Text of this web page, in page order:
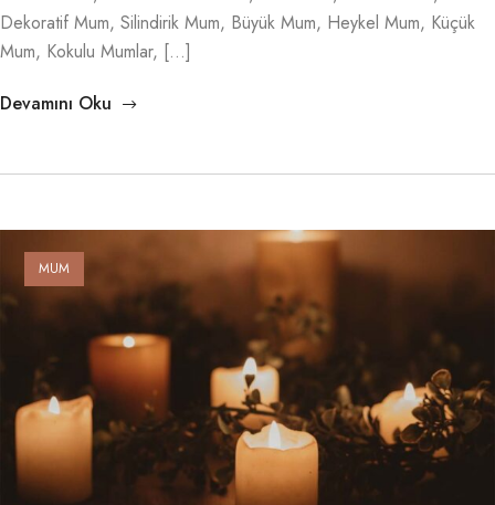
Dekoratif Mum, Silindirik Mum, Büyük Mum, Heykel Mum, Küçük
Mum, Kokulu Mumlar, […]
Devamını Oku
MUM